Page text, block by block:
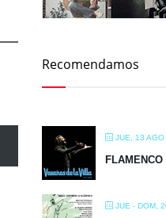
Recomendamos
JUE, 13
JUE - DOM,